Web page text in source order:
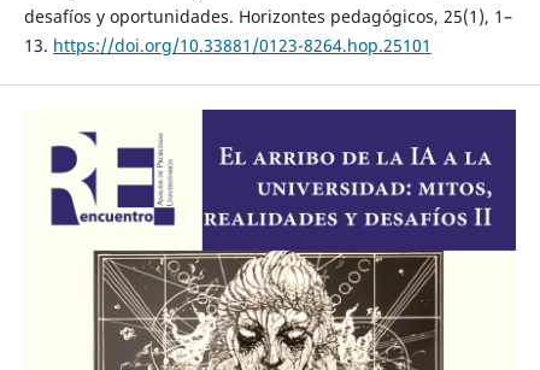
desafíos y oportunidades. Horizontes pedagógicos, 25(1), 1–
13. https://doi.org/10.33881/0123-8264.hop.25101